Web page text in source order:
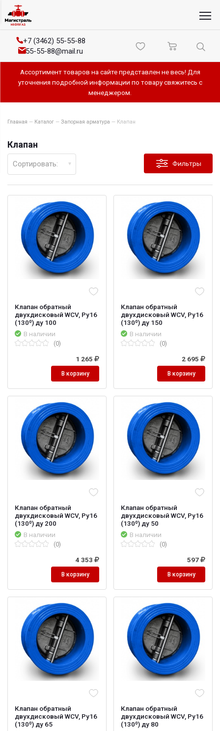
+7 (3462) 55-55-88
55-55-88@mail.ru
Ассортимент товаров на сайте представлен не весь! Для
уточнения подробной информации по товару свяжитесь с
менеджером.
Главная — Каталог — Запорная арматура — Клапан
Клапан
Фильтры
Сортировать:
Клапан обратный
двухдисковый WCV, Ру16
(130⁰) ду 100
В наличии
(0)
1 265
В корзину
Клапан обратный
двухдисковый WCV, Ру16
(130⁰) ду 150
В наличии
(0)
2 695
В корзину
Клапан обратный
двухдисковый WCV, Ру16
(130⁰) ду 200
В наличии
(0)
4 353
В корзину
Клапан обратный
двухдисковый WCV, Ру16
(130⁰) ду 50
В наличии
(0)
597
В корзину
Клапан обратный
двухдисковый WCV, Ру16
(130⁰) ду 65
Клапан обратный
двухдисковый WCV, Ру16
(130⁰) ду 80